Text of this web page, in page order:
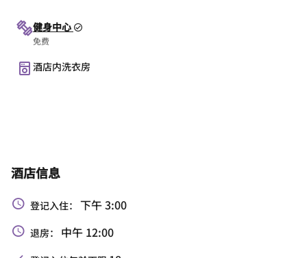
健身中心
免费
酒店内洗衣房
酒店信息
登记入住： 下午 3:00
退房： 中午 12:00